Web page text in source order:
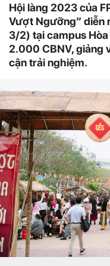
Hội làng 2023 của
Vượt Ngưỡng” diễn
3/2) tại campus
2.000 CBNV, giảng
cận trải nghiệm.